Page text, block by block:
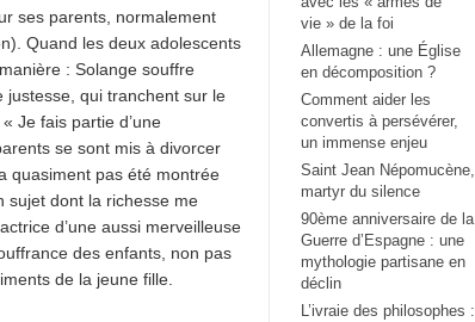
ses parents, normalement
Quand les deux adolescents
: Solange souffre
justesse, qui tranchent sur le
Je fais partie d’une
se sont mis à divorcer
quasiment pas été montrée
sujet dont la richesse me
d’une aussi merveilleuse
des enfants, non pas
de la jeune fille.
vie » de la foi
Allemagne : une Église
en décomposition ?
Comment aider les
convertis à persévérer,
un immense enjeu
Saint Jean Népomucène,
martyr du silence
90ème anniversaire de la
Guerre d’Espagne : une
mythologie partisane en
déclin
L’ivraie des philosophes :